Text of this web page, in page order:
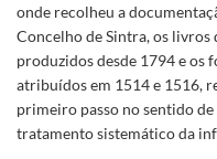
onde recolheu a
Concelho de Sintra, os livros
produzidos desde 1794 e os
atribuídos em 1514 e 1516,
primeiro passo no sentido
tratamento sistemático da